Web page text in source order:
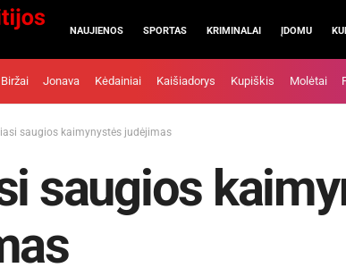
NAUJIENOS SPORTAS KRIMINALAI ĮDOMU
Biržai Jonava Kėdainiai Kaišiadorys Kupiškis Molėtai
saugios kaimynystės judėjimas
saugios